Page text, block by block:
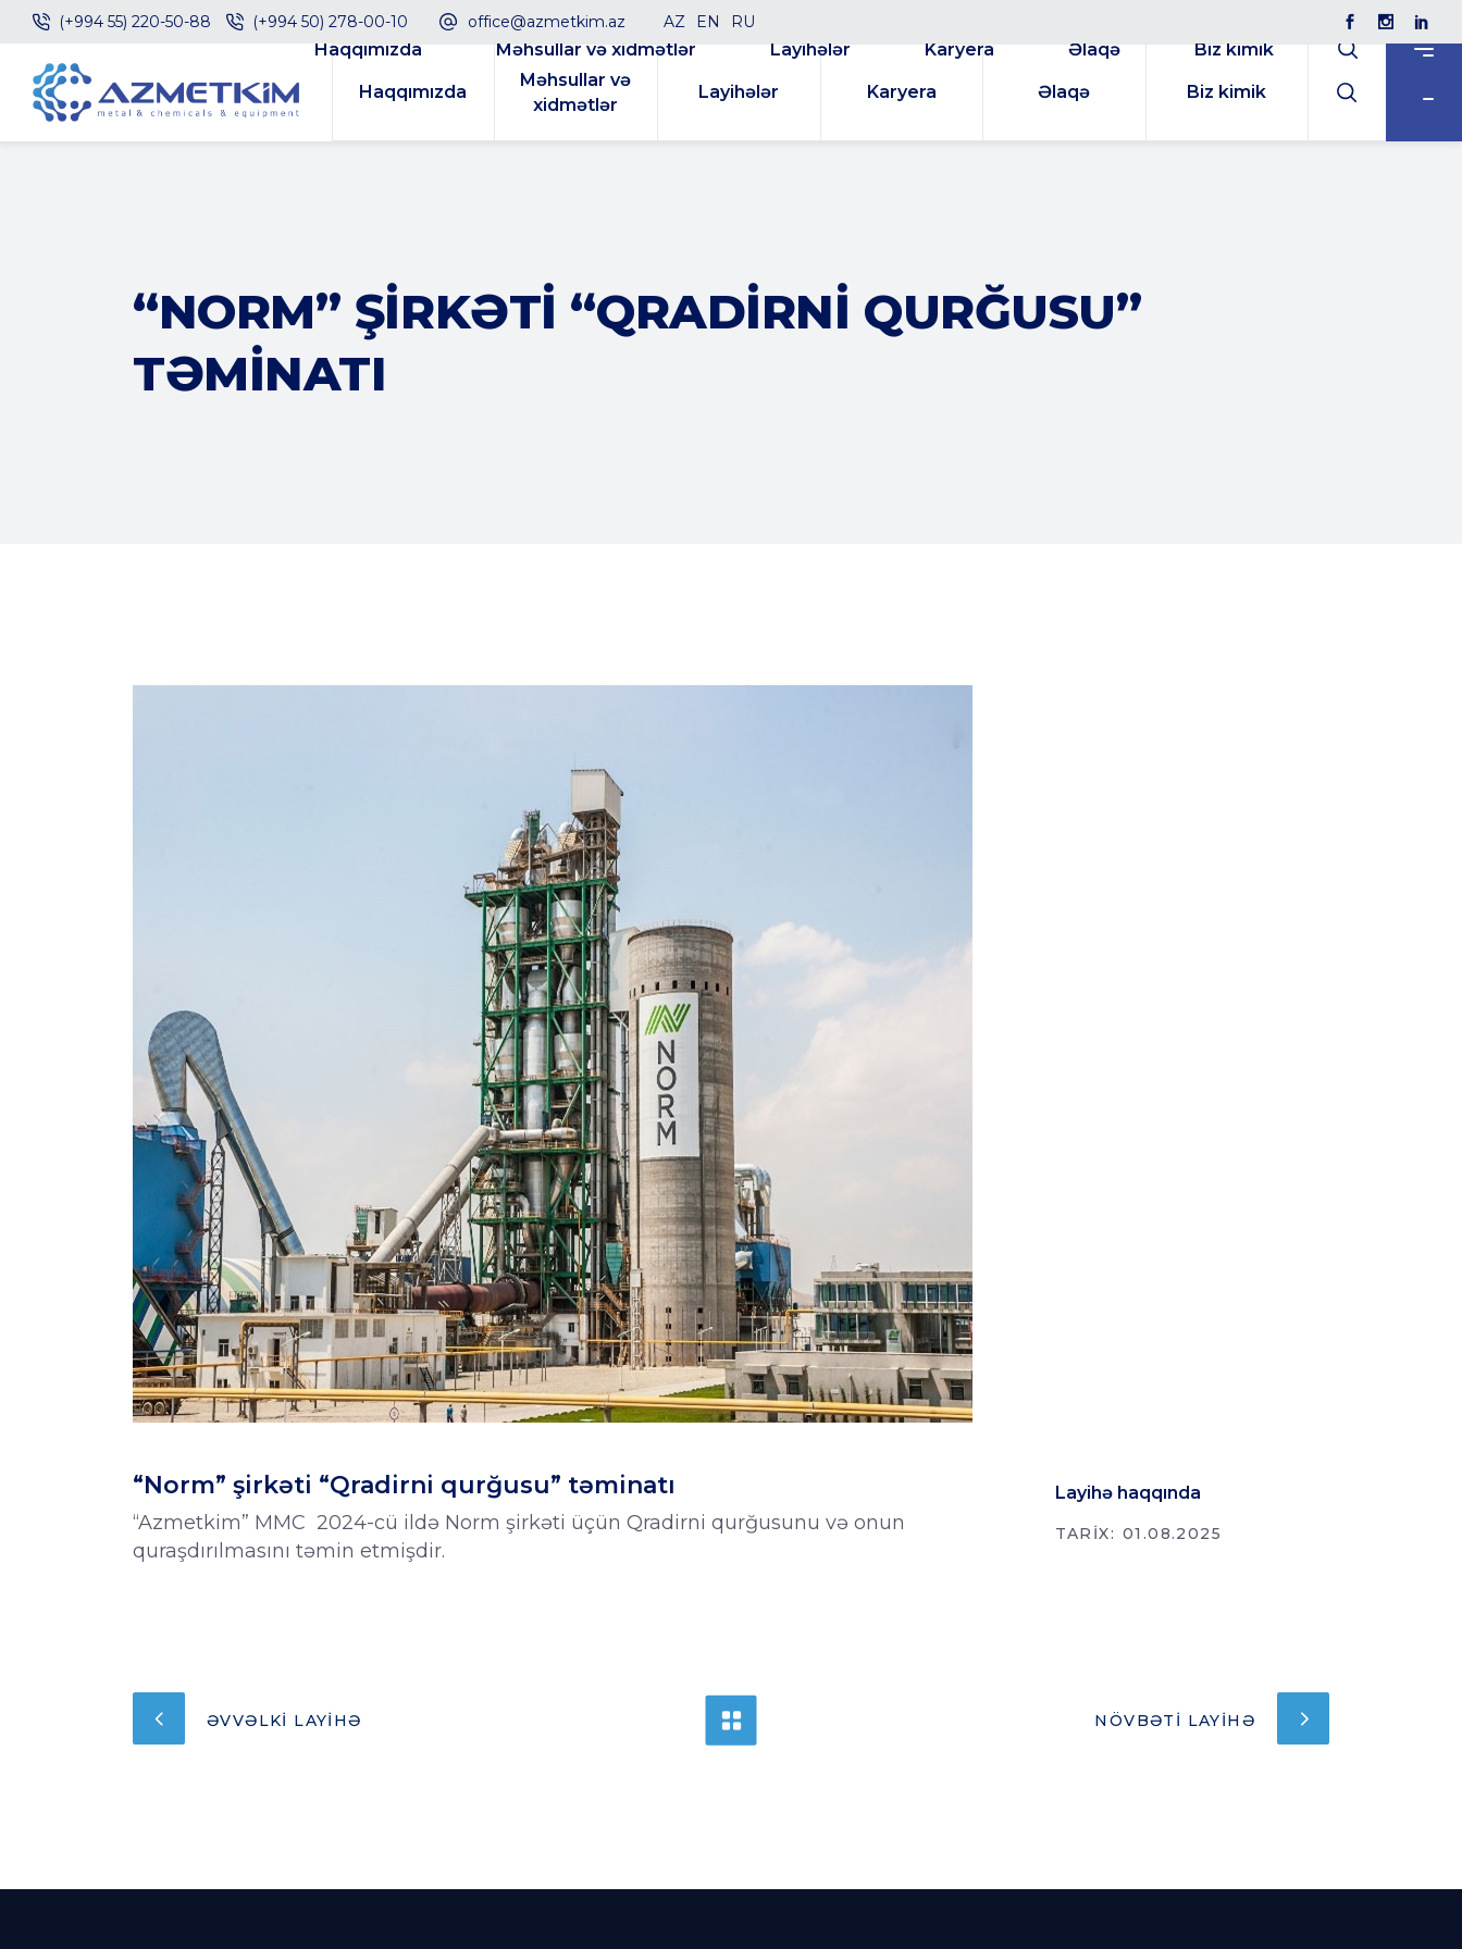
(+994 55) 220-50-88 (+994 50) 278-00-10 office@azmetkim.az AZ EN RU
Haqqımızda
Məhsullar və
xidmətlər
Layihələr Karyera Əlaqə Biz kimik
Haqqımızda Məhsullar və xidmətlər Layihələr Karyera Əlaqə Biz kimik
“NORM” ŞIRKƏTI “QRADIRNI QURĞUSU”
TƏMINATI
“Norm” şirkəti “Qradirni qurğusu” təminatı
“Azmetkim” MMC 2024-cü ildə Norm şirkəti üçün Qradirni qurğusunu və onun
quraşdırılmasını təmin etmişdir.
Layihə haqqında
TARIX: 01.08.2025
ƏVVƏLKI LAYIHƏ NÖVBƏTI LAYIHƏ